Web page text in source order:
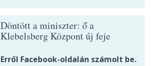
Döntött a miniszter: ő a
Klebelsberg Központ új feje
Erről Facebook-oldalán számolt be.